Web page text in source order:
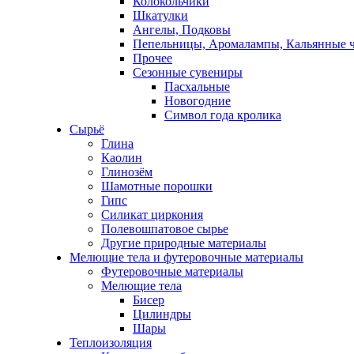
Шкатулки
Ангелы, Подковы
Пепельницы, Аромалампы, Кальянные
Прочее
Сезонные сувениры
Пасхальные
Новогодние
Символ года кролика
Сырьё
Глина
Каолин
Глинозём
Шамотные порошки
Гипс
Силикат циркония
Полевошпатовое сырье
Другие природные материалы
Мелющие тела и футеровочные материалы
Футеровочные материалы
Мелющие тела
Бисер
Цилиндры
Шары
Теплоизоляция